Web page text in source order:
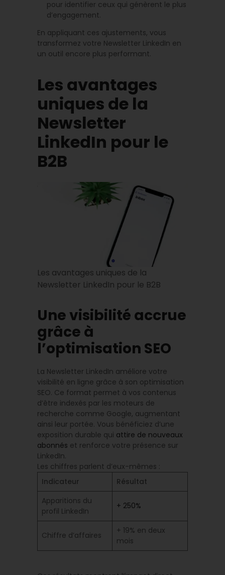
pour identifier ceux qui génèrent le plus
d’engagement.
En appliquant ces ajustements, vous
transformez votre Newsletter LinkedIn en
un outil encore plus performant.
Les avantages
uniques de la
Newsletter
LinkedIn pour le
B2B
Les avantages uniques de la
Newsletter LinkedIn pour le B2B
Une visibilité accrue
grâce à
l’optimisation SEO
La Newsletter LinkedIn améliore votre
visibilité en ligne grâce à son optimisation
SEO. Ce format permet à vos contenus
d’être indexés par les moteurs de
recherche comme Google, augmentant
ainsi leur portée. Vous bénéficiez d’une
exposition durable qui attire de nouveaux
abonnés et renforce votre présence sur
LinkedIn.
Les chiffres parlent d’eux-mêmes :
Indicateur
Résultat
Apparitions du
profil LinkedIn
+ 250%
Chiffre d’affaires
+ 19% en deux
mois